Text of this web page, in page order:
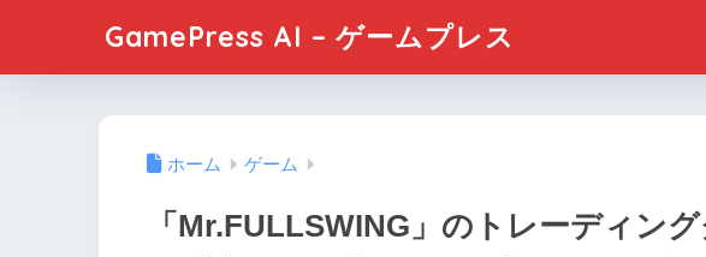
GamePress AI – ゲームプレス
ホーム ゲーム
「Mr.FULLSWING」のトレーディン